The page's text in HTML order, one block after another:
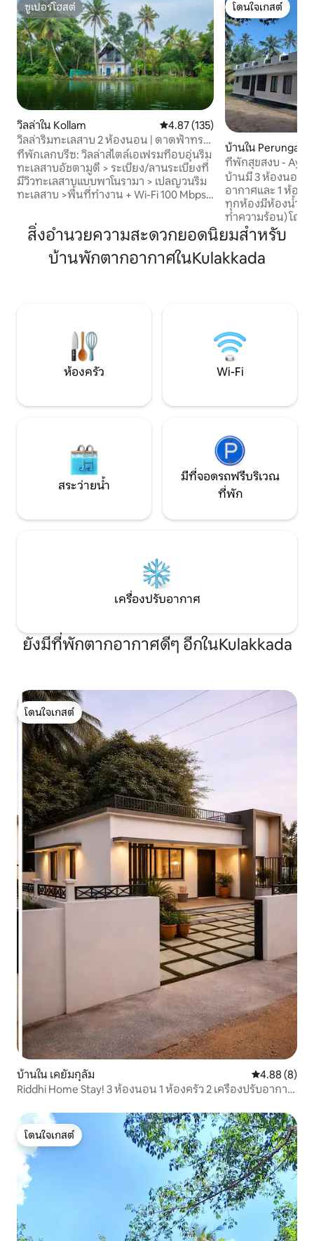
ซูเปอร์โฮสต์
ซูเปอร์โฮสต์
วิลล่าใน Kollam คะแนนเฉลี่ย 4.87 จาก 5, 135 รีวิว
4.87 (135)
วิลล่าริมทะเลสาบ 2 ห้องนอน | ดาดฟ้าทรง
เอเฟรม | บาร์บีคิว | เปลญวน
ที่พักเลกบรีซ: วิลล่าสไตล์เอเฟรมที่อบอุ่นริม
ทะเลสาบอัชตามูดี > ระเบียง/ลานระเบียงที่
มีวิวทะเลสาบแบบพาโนรามา > เปลญวนริม
ทะเลสาบ >พื้นที่ทำงาน + Wi-Fi 100 Mbps
อากาศพร้อมผ้าปูที่นอนและของใช้ใน
ห้องน้ำระดับพรีเมียม (ห้องอาบน้ำเท่านั้น)
> ห้องครัวอุปกรณ์ครบครันพร้อมสิ่งของ
จำเป็น บาร์บีคิว (มีค่าบริการ) > อาหารเช้า
ของชำออนไลน์ บริการช่างซ่อมบำรุง >
บริการรถแท็กซี่/รถยนต์ (ตุ๊กตุ๊ก) ที่เป็น
ม. (ไม่มีทางเข้าสำหรับรถยนต์)
โดนใจเกสต์
โดนใจเกสต์
บ้านใน Perungala
ที่พักสุขสงบ - Ayur
นอน)
บ้านมี 3 ห้องนอน
อากาศและ 1 ห้อง
ทุกห้องมีห้องน้ำใน
ทำความร้อน) โถง
อยู่รอบลานกลาง น
เอกลักษณ์ของสถ
ของเคราลา ห้อง
นำไปสู่ห้องพูจาแล
การพักผ่อน
สิ่งอำนวยความสะดวกยอดนิยมสำหรับ
บ้านพักตากอากาศในKulakkada
ห้องครัว Wi-Fi
สระว่ายน้ำ
มีที่จอดรถฟรีบริเวณ
ที่พัก
เครื่องปรับอากาศ
ยังมีที่พักตากอากาศดีๆ อีกในKulakkada
โดนใจเกสต์
โดนใจเกสต์
บ้านใน เคยัมกุลัม คะแนนเฉลี่ย
4.88 (8)
Riddhi Home Stay! 3 ห้องนอน 1 ห้องครัว 2 เครื่องปรับอากาศ
โดนใจเกสต์
โดนใจเกสต์